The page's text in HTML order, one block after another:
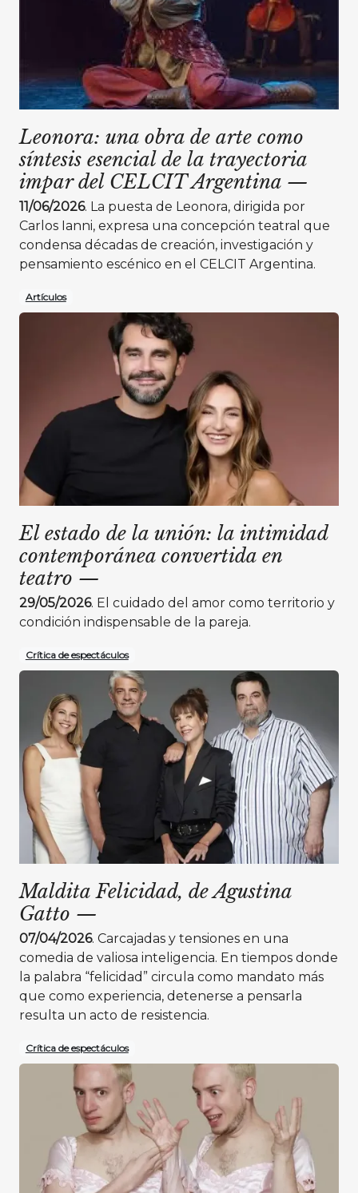
Leonora: una obra de arte como
síntesis esencial de la trayectoria
impar del CELCIT Argentina —
11/06/2026. La puesta de Leonora, dirigida por
Carlos Ianni, expresa una concepción teatral que
condensa décadas de creación, investigación y
pensamiento escénico en el CELCIT Argentina.
Artículos
El estado de la unión: la intimidad
contemporánea convertida en
teatro —
29/05/2026. El cuidado del amor como territorio y
condición indispensable de la pareja.
Crítica de espectáculos
Maldita Felicidad, de Agustina
Gatto —
07/04/2026. Carcajadas y tensiones en una
comedia de valiosa inteligencia. En tiempos donde
la palabra “felicidad” circula como mandato más
que como experiencia, detenerse a pensarla
resulta un acto de resistencia.
Crítica de espectáculos